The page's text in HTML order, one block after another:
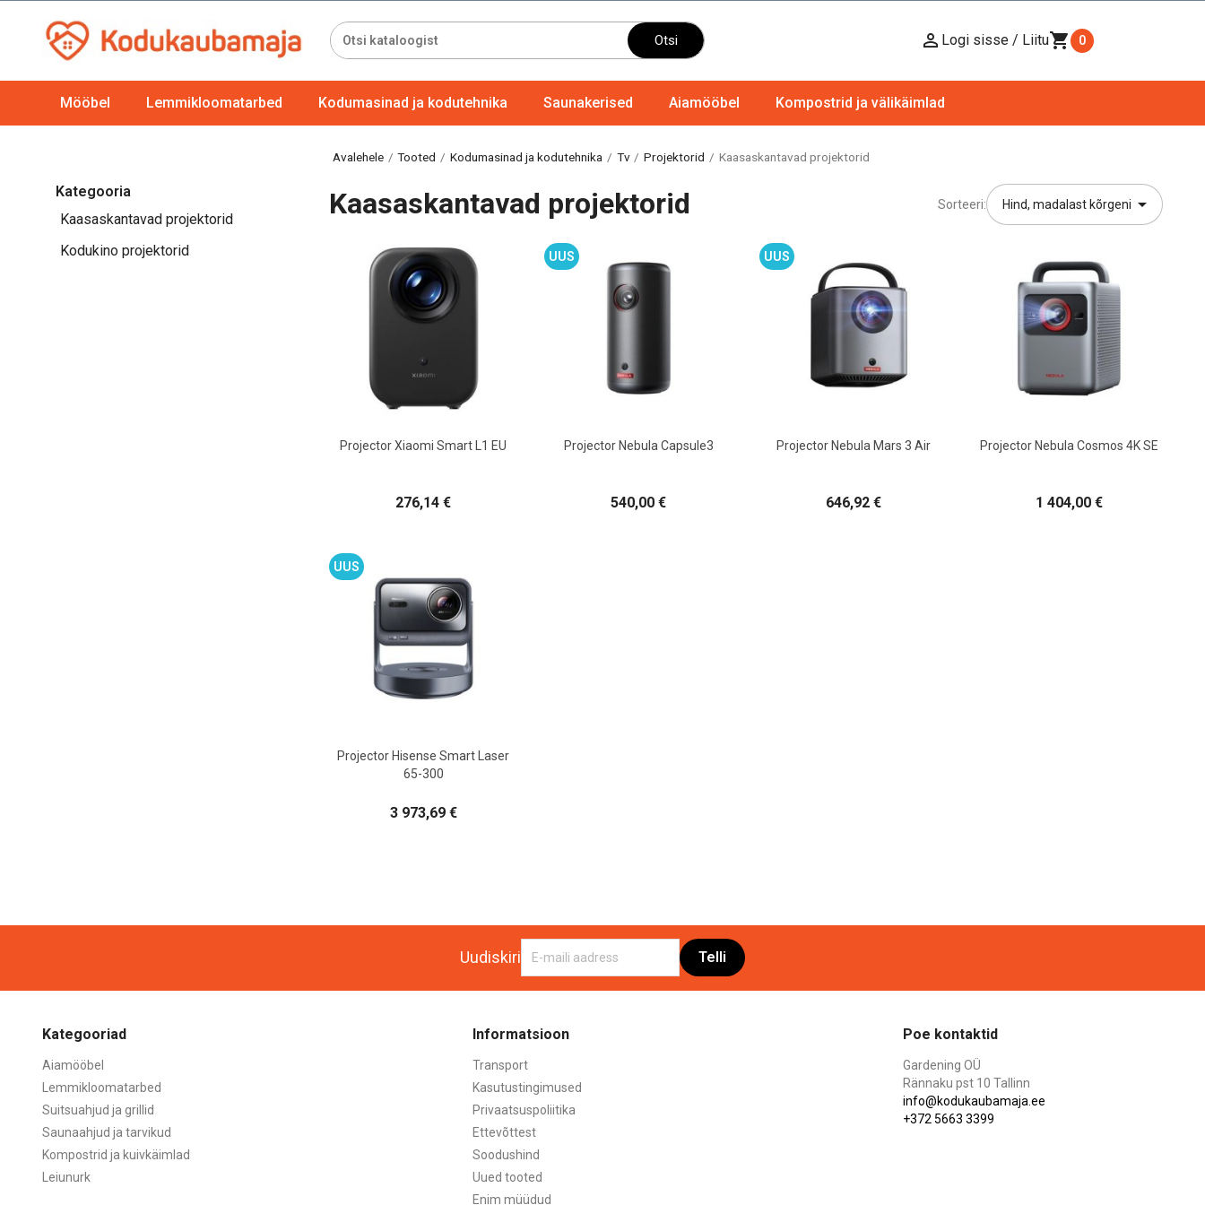
Otsi  Logi sisse / Liitushopping_cart 0
Mööbel Lemmikloomatarbed Kodumasinad ja kodutehnika Saunakerised Aiamööbel Kompostrid ja välikäimlad
Avalehele Tooted Kodumasinad ja kodutehnika Tv Projektorid Kaasaskantavad projektorid
Kategooria
Kaasaskantavad projektorid
Kodukino projektorid
Kaasaskantavad projektorid Sorteeri: Hind, madalast kõrgeni 
Projector Xiaomi Smart L1 EU
276,14 €
Projector Nebula Capsule3
540,00 €
UUS
Projector Nebula Mars 3 Air
646,92 €
UUS
Projector Nebula Cosmos 4K SE
1 404,00 €
Projector Hisense Smart Laser
65-300
3 973,69 €
UUS
Uudiskiri
Kategooriad
Aiamööbel
Lemmikloomatarbed
Suitsuahjud ja grillid
Saunaahjud ja tarvikud
Kompostrid ja kuivkäimlad
Leiunurk
Informatsioon
Transport
Kasutustingimused
Privaatsuspoliitika
Ettevõttest
Soodushind
Uued tooted
Enim müüdud
Poe kontaktid
Gardening OÜ
Rännaku pst 10 Tallinn
info@kodukaubamaja.ee
+372 5663 3399